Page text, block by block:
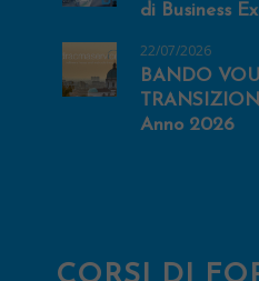
di Business
22/07/2026
BANDO
Anno 2026